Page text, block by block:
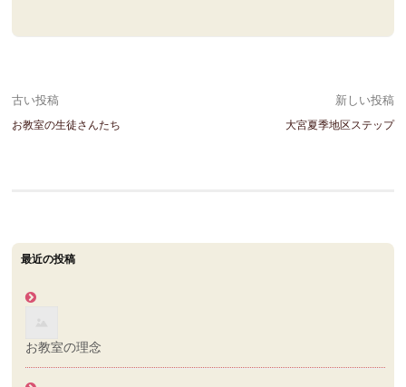
投
稿
ゲ
ー
シ
ン
古い投稿
お教室の生徒さんたち
新しい投稿
大宮夏季地区ステップ
最近の投稿
お教室の理念